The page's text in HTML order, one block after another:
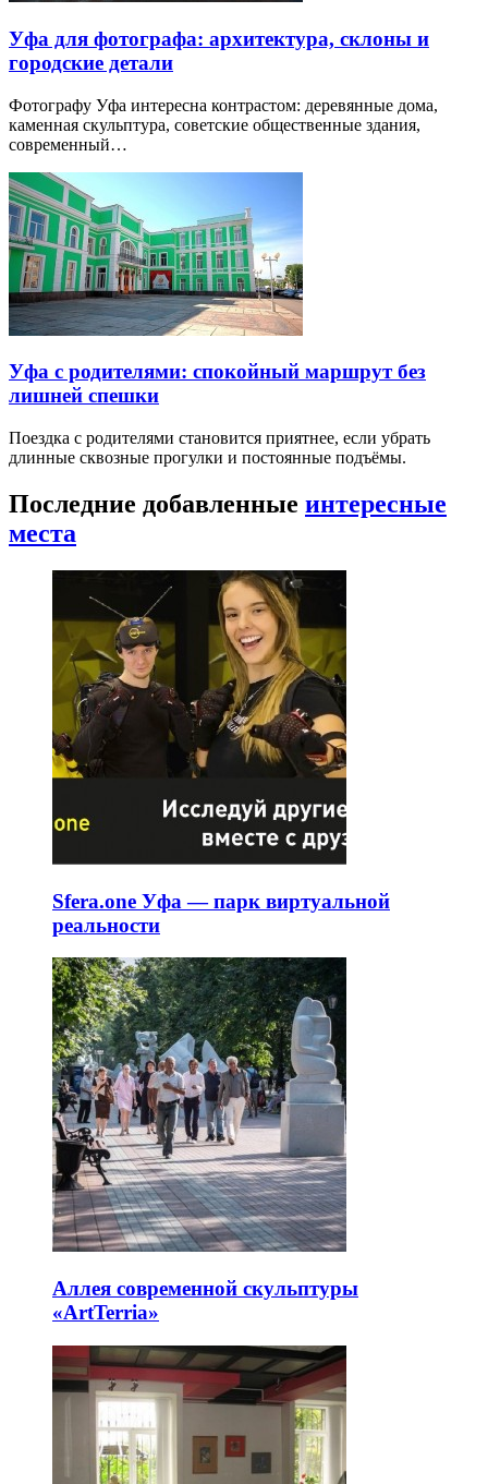
Уфа для фотографа: архитектура, склоны и
городские детали
Фотографу Уфа интересна контрастом: деревянные дома,
каменная скульптура, советские общественные здания,
современный…
Уфа с родителями: спокойный маршрут без
лишней спешки
Поездка с родителями становится приятнее, если убрать
длинные сквозные прогулки и постоянные подъёмы.
Последние добавленные интересные
места
Sfera.one Уфа — парк виртуальной
реальности
Аллея современной скульптуры
«ArtTerria»